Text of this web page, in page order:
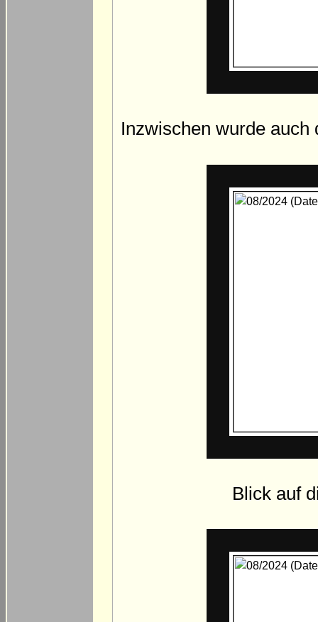
Inzwischen wurde auch
Blick auf